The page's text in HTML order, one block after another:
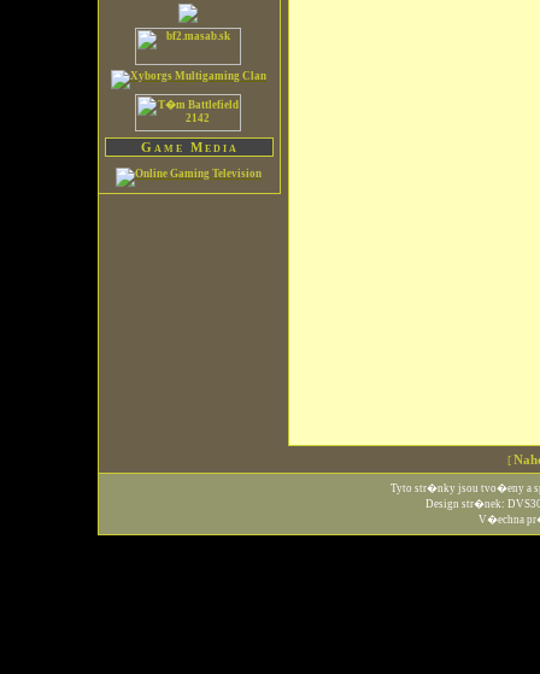
Game Media
[
Tyto str�nky jsou tvo�eny a
Design str�nek:
V�echna